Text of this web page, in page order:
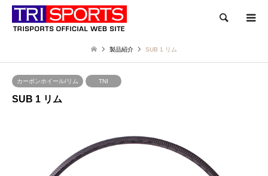
検索
製品紹介 SUB 1 リム
カーボンホイール/リム TNI
SUB 1 リム